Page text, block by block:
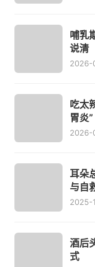
哺乳
说清
2026-
吃太
胃炎”
2026-
耳朵
与自
2025-
酒后
式